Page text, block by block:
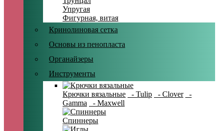
Упругая
Фигурная, витая
Кринолиновая сетка
Основы из пенопласта
Органайзеры
Инструменты
Крючки вязальные - Tulip - Clover
-
Gamma
- Maxwell
Спиннеры